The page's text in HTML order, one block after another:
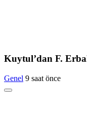
Kuytul’dan F.
Genel 9 saat önce